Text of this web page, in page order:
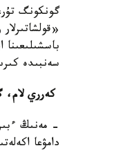
گونكونگ
سەنبىدە
كەرري
- مەنىڭ
دامۋعا